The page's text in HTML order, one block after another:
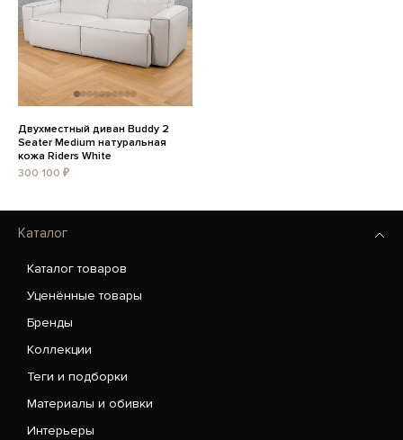
Двухместный диван Buddy 2
Seater Medium натуральная
кожа Riders White
300 100 ₽
Каталог
Каталог товаров
Уценённые товары
Бренды
Коллекции
Теги и подборки
Материалы и обивки
Интерьеры